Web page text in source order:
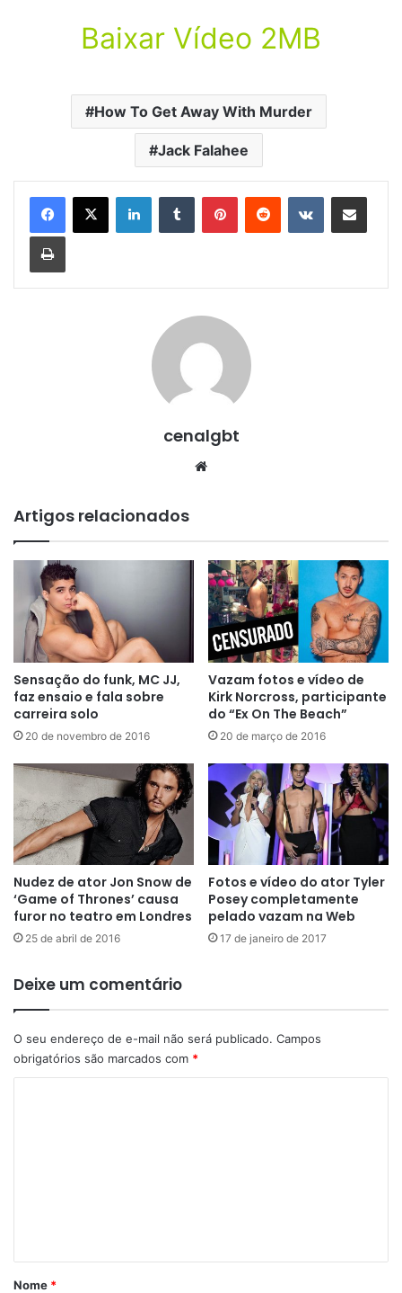
Baixar Vídeo 2MB
How To Get Away With Murder
Jack Falahee
LinkedinTumblr PinterestReddit VK Compartilhar via e-mail
Imprimir
cenalgbt
Artigos relacionados
Sensação do funk, MC JJ,
faz ensaio e fala sobre
carreira solo
20 de novembro de 2016
Vazam fotos e vídeo de
Kirk Norcross, participante
do “Ex On The Beach”
20 de março de 2016
Nudez de ator Jon Snow de
‘Game of Thrones’ causa
furor no teatro em Londres
25 de abril de 2016
Fotos e vídeo do ator Tyler
Posey completamente
pelado vazam na Web
17 de janeiro de 2017
Deixe um comentário
O seu endereço de e-mail não será publicado. Campos
obrigatórios são marcados com *
rNome *